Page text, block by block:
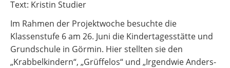
Text: Kristin Studier
Im Rahmen der Projektwoche besuchte die
Klassenstufe 6 am 26. Juni die Kindertagesstätte und
Grundschule in Görmin. Hier stellten sie den
„Krabbelkindern“, „Grüffelos“ und „Irgendwie Anders-